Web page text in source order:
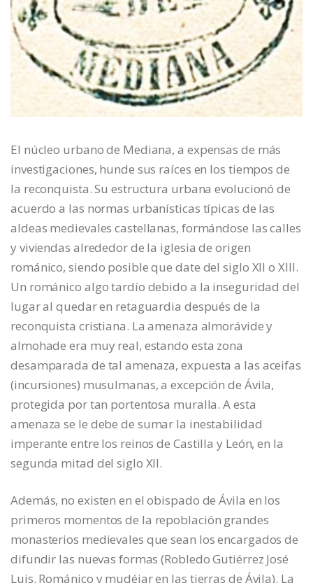
El núcleo urbano de Mediana, a expensas de más
investigaciones, hunde sus raíces en los tiempos de
la reconquista. Su estructura urbana evolucionó de
acuerdo a las normas urbanísticas típicas de las
aldeas medievales castellanas, formándose las calles
y viviendas alrededor de la iglesia de origen
románico, siendo posible que date del siglo XII o XIII.
Un románico algo tardío debido a la inseguridad del
lugar al quedar en retaguardia después de la
reconquista cristiana. La amenaza almorávide y
almohade era muy real, estando esta zona
desamparada de tal amenaza, expuesta a las aceifas
(incursiones) musulmanas, a excepción de Ávila,
protegida por tan portentosa muralla. A esta
amenaza se le debe de sumar la inestabilidad
imperante entre los reinos de Castilla y León, en la
segunda mitad del siglo XII.
Además, no existen en el obispado de Ávila en los
primeros momentos de la repoblación grandes
monasterios medievales que sean los encargados de
difundir las nuevas formas (Robledo Gutiérrez José
Luis. Románico y mudéjar en las tierras de Ávila). La